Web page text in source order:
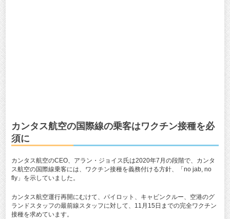
カンタス航空の国際線の乗客はワクチン接種を必
須に
カンタス航空のCEO、アラン・ジョイス氏は2020年7月の段階で、カンタ
ス航空の国際線乗客には、ワクチン接種を義務付ける方針、「no jab, no
fly」を示していました。
カンタス航空運行再開にむけて、パイロット、キャビンクルー、空港のグ
ランドスタッフの最前線スタッフに対して、11月15日までの完全ワクチン
接種を求めています。